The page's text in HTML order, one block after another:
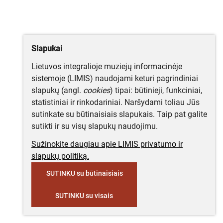
Slapukai
Lietuvos integralioje muziejų informacinėje
sistemoje (LIMIS) naudojami keturi pagrindiniai
slapukų (angl. cookies) tipai: būtinieji, funkciniai,
statistiniai ir rinkodariniai. Naršydami toliau Jūs
sutinkate su būtinaisiais slapukais. Taip pat galite
sutikti ir su visų slapukų naudojimu.
Sužinokite daugiau apie LIMIS privatumo ir
slapukų politiką.
SUTINKU su būtinaisiais
SUTINKU su visais